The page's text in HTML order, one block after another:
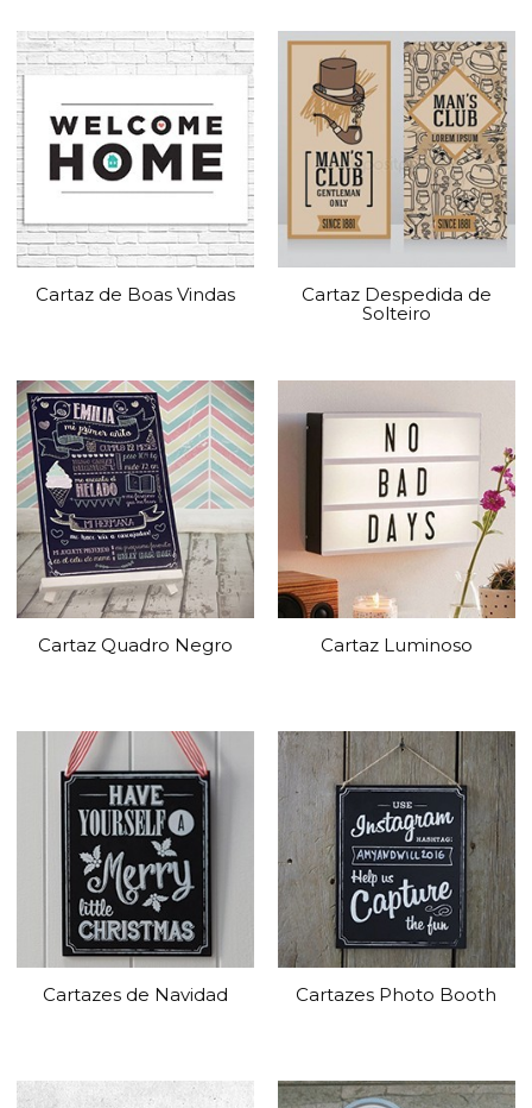
Cartaz de Boas Vindas
Cartaz Despedida de
Solteiro
Cartaz Quadro Negro Cartaz Luminoso
Cartazes de Navidad Cartazes Photo Booth